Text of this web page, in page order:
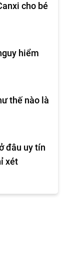
cho bé
hiểm
thế nào là
đâu uy tín
xét